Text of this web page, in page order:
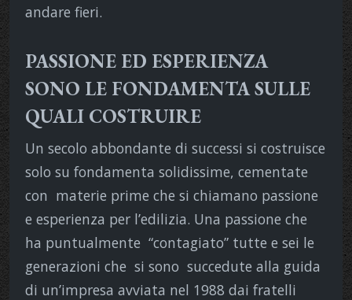
andare fieri.
PASSIONE ED ESPERIENZA
SONO LE FONDAMENTA SULLE
QUALI COSTRUIRE
Un secolo abbondante di successi si costruisce
solo su fondamenta solidissime, cementate
con materie prime che si chiamano passione
e esperienza per l’edilizia. Una passione che
ha puntualmente “contagiato” tutte e sei le
generazioni che si sono succedute alla guida
di un’impresa avviata nel 1988 dai fratelli